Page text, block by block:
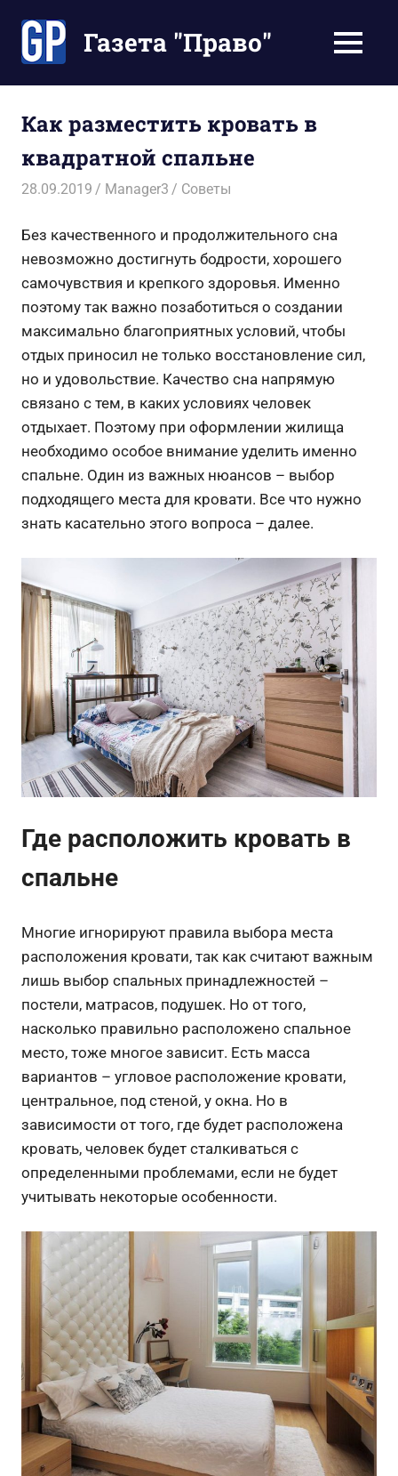
содержимомуГазета "Право"
экономят
Ваше
время
МЕНЮ
Как разместить кровать в
квадратной спальне
28.09.2019 Manager3 Советы
Без качественного и продолжительного сна
невозможно достигнуть бодрости, хорошего
самочувствия и крепкого здоровья. Именно
поэтому так важно позаботиться о создании
максимально благоприятных условий, чтобы
отдых приносил не только восстановление сил,
но и удовольствие. Качество сна напрямую
связано с тем, в каких условиях человек
отдыхает. Поэтому при оформлении жилища
необходимо особое внимание уделить именно
спальне. Один из важных нюансов – выбор
подходящего места для кровати. Все что нужно
знать касательно этого вопроса – далее.
Где расположить кровать в
спальне
Многие игнорируют правила выбора места
расположения кровати, так как считают важным
лишь выбор спальных принадлежностей –
постели, матрасов, подушек. Но от того,
насколько правильно расположено спальное
место, тоже многое зависит. Есть масса
вариантов – угловое расположение кровати,
центральное, под стеной, у окна. Но в
зависимости от того, где будет расположена
кровать, человек будет сталкиваться с
определенными проблемами, если не будет
учитывать некоторые особенности.